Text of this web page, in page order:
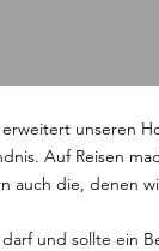
erweitert unseren
Auf Reisen
auch die, denen
darf und sollte ein